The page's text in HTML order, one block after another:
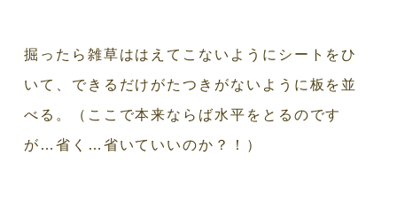
掘ったら雑草ははえてこないようにシートをひ
いて、できるだけがたつきがないように板を並
べる。（ここで本来ならば水平をとるのです
が…省く…省いていいのか？！）